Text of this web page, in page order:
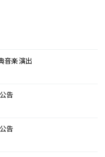
音楽演出
告
告